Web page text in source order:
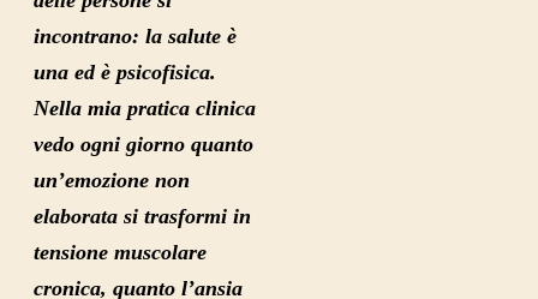
incontrano: la salute è
una ed è psicofisica.
Nella mia pratica clinica
vedo ogni giorno quanto
un’emozione non
elaborata si trasformi in
tensione muscolare
cronica, quanto l’ansia